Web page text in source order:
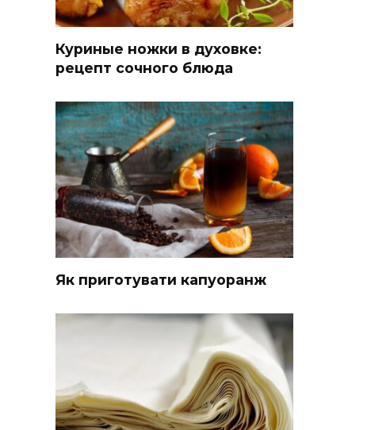
Куриные ножки в духовке:
рецепт сочного блюда
Як приготувати капуоранж